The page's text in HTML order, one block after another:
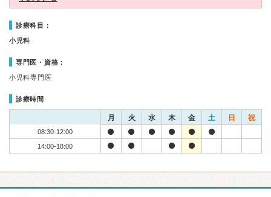
診療科目：
小児科
専門医・資格：
小児科専門医
診療時間
月 火 水 木 金 土 日 祝
08:30-12:00
14:00-18:00